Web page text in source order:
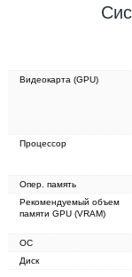
Видеокарта (GPU)
Процессор
Опер. память
Рекомендуемый объем
памяти GPU (VRAM)
ОС
Диск